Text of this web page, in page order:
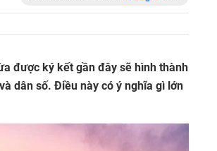
được ký kết gần đây sẽ hình thành
dân số. Điều này có ý nghĩa gì lớn